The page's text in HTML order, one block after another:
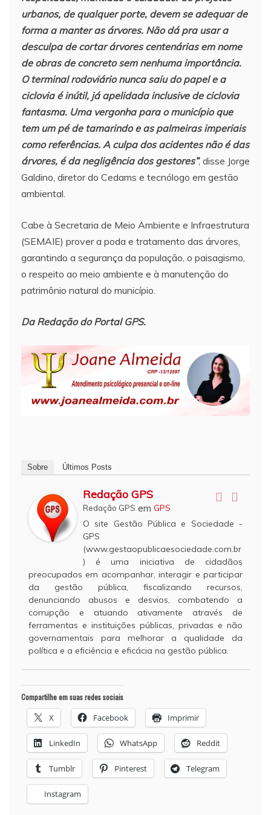
urbanos, de qualquer porte, devem se adequar de
forma a manter as árvores. Não dá pra usar a
desculpa de cortar árvores centenárias em nome
de obras de concreto sem nenhuma importância.
O terminal rodoviário nunca saiu do papel e a
ciclovia é inútil, já apelidada inclusive de ciclovia
fantasma. Uma vergonha para o município que
tem um pé de tamarindo e as palmeiras imperiais
como referências. A culpa dos acidentes não é das
árvores, é da negligência dos gestores”, disse Jorge
Galdino, diretor do Cedams e tecnólogo em gestão
ambiental.
Cabe à Secretaria de Meio Ambiente e Infraestrutura
(SEMAIE) prover a poda e tratamento das árvores,
garantindo a segurança da população, o paisagismo,
o respeito ao meio ambiente e à manutenção do
patrimônio natural do município.
Da Redação do Portal GPS.
Sobre Últimos Posts
Redação GPS
Redação GPS em GPS
O site Gestão Pública e Sociedade -
GPS
(www.gestaopublicaesociedade.com.br
) é uma iniciativa de cidadãos
preocupados em acompanhar, interagir e participar
da gestão pública, fiscalizando recursos,
denunciando abusos e desvios, combatendo a
corrupção e atuando ativamente através de
ferramentas e instituições públicas, privadas e não
governamentais para melhorar a qualidade da
política e a eficiência e eficácia na gestão pública.
Compartilhe em suas redes sociais
X Facebook Imprimir
LinkedIn WhatsApp Reddit
Tumblr Pinterest Telegram
Instagram